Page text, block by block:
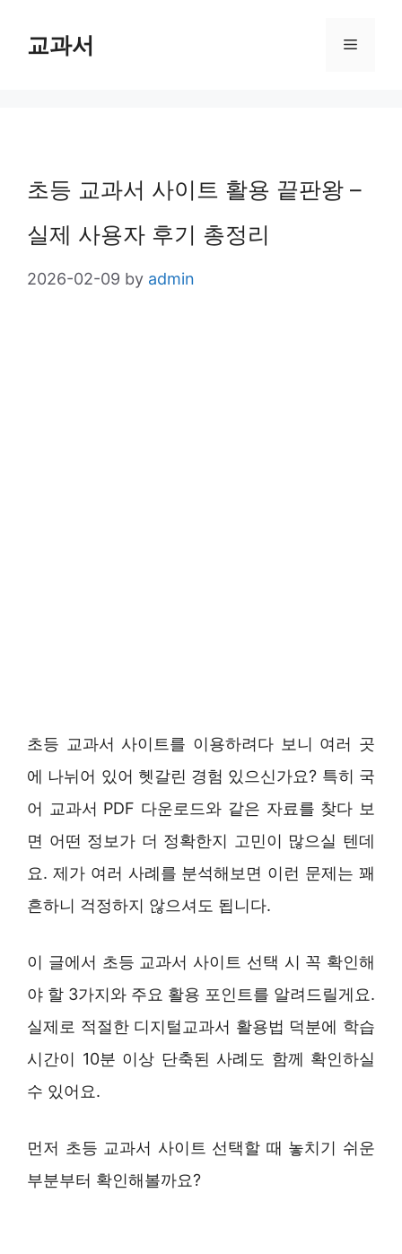
교과서 Menu
초등 교과서 사이트 활용 끝판왕 –
실제 사용자 후기 총정리
2026-02-09 by admin
초등 교과서 사이트를 이용하려다 보니 여러 곳
에 나뉘어 있어 헷갈린 경험 있으신가요? 특히 국
어 교과서 PDF 다운로드와 같은 자료를 찾다 보
면 어떤 정보가 더 정확한지 고민이 많으실 텐데
요. 제가 여러 사례를 분석해보면 이런 문제는 꽤
흔하니 걱정하지 않으셔도 됩니다.
이 글에서 초등 교과서 사이트 선택 시 꼭 확인해
야 할 3가지와 주요 활용 포인트를 알려드릴게요.
실제로 적절한 디지털교과서 활용법 덕분에 학습
시간이 10분 이상 단축된 사례도 함께 확인하실
수 있어요.
먼저 초등 교과서 사이트 선택할 때 놓치기 쉬운
부분부터 확인해볼까요?